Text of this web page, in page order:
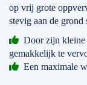
op vrij grote
stevig aan de grond
Door zijn kleine
gemakkelijk te
Een maximale